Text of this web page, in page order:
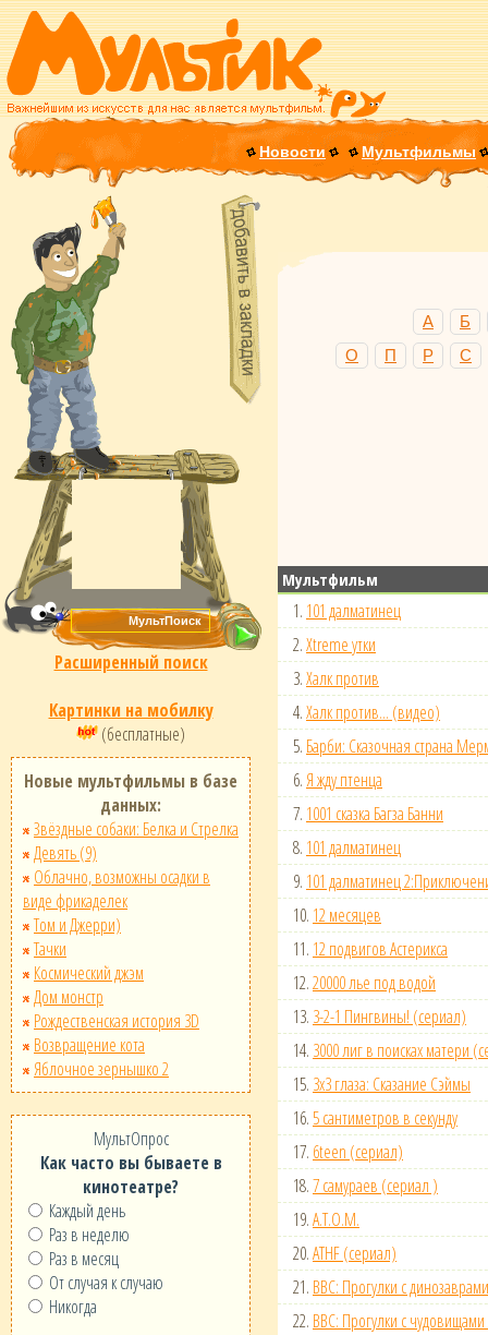
Новости Мультфильмы
Расширенный поиск
Картинки на мобилку
(бесплатные)
Новые мультфильмы в базе
данных:
Звёздные собаки: Белка и Стрелка
Девять (9)
Облачно, возможны осадки в
виде фрикаделек
Том и Джерри)
Тачки
Космический джэм
Дом монстр
Рождественская история 3D
Возвращение кота
Яблочное зернышко 2
МультОпрос
Как часто вы бываете в
кинотеатре?
Каждый день
Раз в неделю
Раз в месяц
От случая к случаю
Никогда
А
Б
О
П Р С
Мультфильм
1. 101 далматинец
2.Xtreme утки
3.Халк против
4.Халк против... (видео)
5. Барби: Сказочная страна
6.Я жду птенца
7. 1001 сказка Багза Банни
8. 101 далматинец
9. 101 далматинец
10. 12 месяцев
11. 12 подвигов Астерикса
12.20000 лье под водой
13. 3-2-1 Пингвины! (сериал)
14. 3000 лиг в поисках матери
15. 3х3 глаза: Сказание Сэймы
16. 5 сантиметров в секунду
17. 6teen (сериал)
18.7 самураев (сериал )
19.A.T.O.M.
20.ATHF (сериал)
21. BBC: Прогулки с динозаврами
22. BBC: Прогулки с